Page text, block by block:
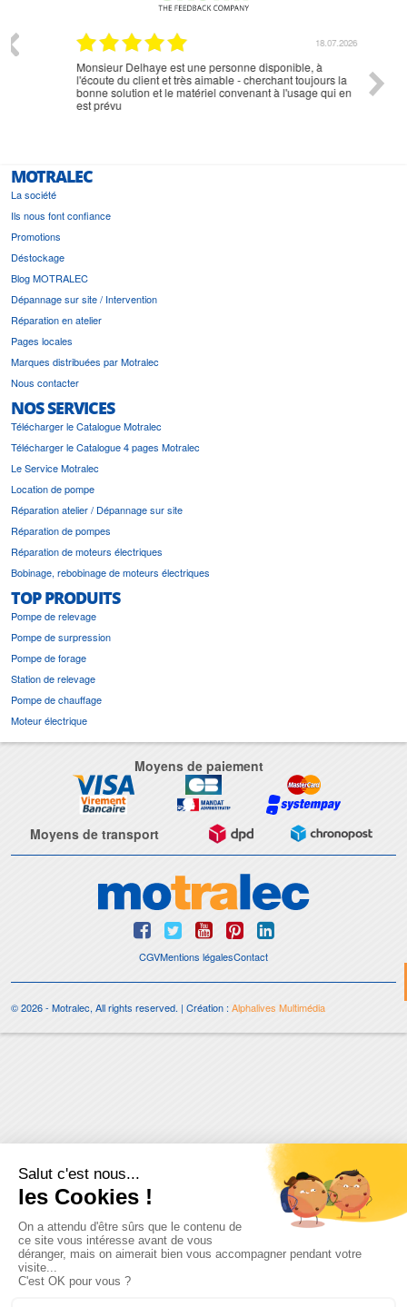
18.07.2026
Monsieur Delhaye est une personne disponible, à
l'écoute du client et très aimable - cherchant toujours la
bonne solution et le matériel convenant à l'usage qui en
est prévu
MOTRALEC
La société
Ils nous font confiance
Promotions
Déstockage
Blog MOTRALEC
Dépannage sur site / Intervention
Réparation en atelier
Pages locales
Marques distribuées par Motralec
Nous contacter
NOS SERVICES
Télécharger le Catalogue Motralec
Télécharger le Catalogue 4 pages Motralec
Le Service Motralec
Location de pompe
Réparation atelier / Dépannage sur site
Réparation de pompes
Réparation de moteurs électriques
Bobinage, rebobinage de moteurs électriques
TOP PRODUITS
Pompe de relevage
Pompe de surpression
Pompe de forage
Station de relevage
Pompe de chauffage
Moteur électrique
Moyens de paiement
Moyens de transport
CGVMentions légalesContact
© 2026 - Motralec, All rights reserved. | Création :Alphalives Multimédia